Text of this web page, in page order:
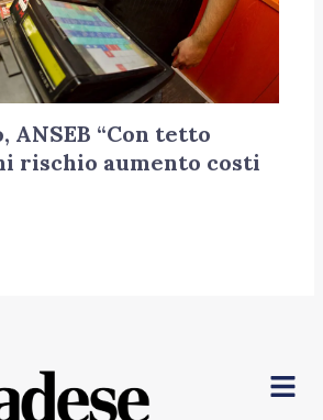
ANSEB “Con tetto
rischio aumento costi
Menu